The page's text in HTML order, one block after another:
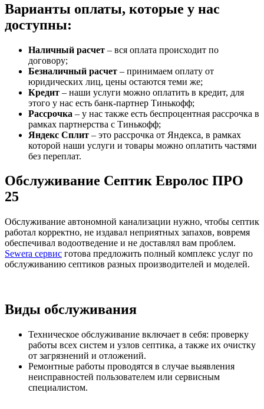
Варианты оплаты, которые у нас
доступны:
Наличный расчет – вся оплата происходит по
договору;
Безналичный расчет – принимаем оплату от
юридических лиц, цены остаются теми же;
Кредит – наши услуги можно оплатить в кредит, для
этого у нас есть банк-партнер Тинькофф;
Рассрочка – у нас также есть беспроцентная рассрочка в
рамках партнерства с Тинькофф;
Яндекс Сплит – это рассрочка от Яндекса, в рамках
которой наши услуги и товары можно оплатить частями
без переплат.
Обслуживание Септик Евролос ПРО
25
Обслуживание автономной канализации нужно, чтобы септик
работал корректно, не издавал неприятных запахов, вовремя
обеспечивал водоотведение и не доставлял вам проблем.
Sewera сервис готова предложить полный комплекс услуг по
обслуживанию септиков разных производителей и моделей.
Виды обслуживания
Техническое обслуживание включает в себя: проверку
работы всех систем и узлов септика, а также их очистку
от загрязнений и отложений.
Ремонтные работы проводятся в случае выявления
неисправностей пользователем или сервисным
специалистом.